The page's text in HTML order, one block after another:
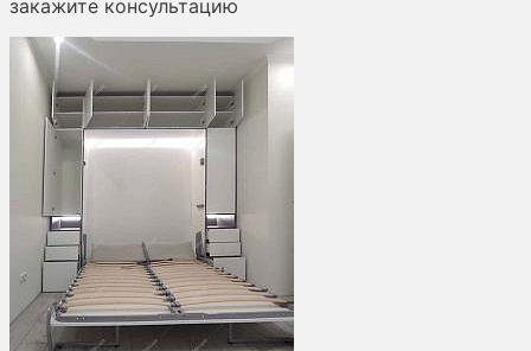
закажите консультацию